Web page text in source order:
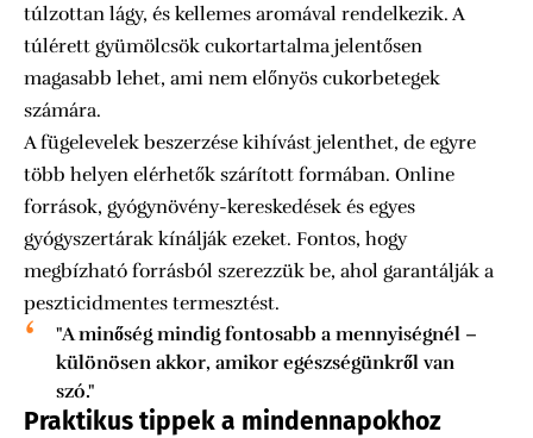
túlzottan lágy, és kellemes aromával rendelkezik. A
túlérett gyümölcsök cukortartalma jelentősen
magasabb lehet, ami nem előnyös cukorbetegek
számára.
A fügelevelek beszerzése kihívást jelenthet, de egyre
több helyen elérhetők szárított formában. Online
források, gyógynövény-kereskedések és egyes
gyógyszertárak kínálják ezeket. Fontos, hogy
megbízható forrásból szerezzük be, ahol garantálják a
peszticidmentes termesztést.
"A minőség mindig fontosabb a mennyiségnél –
különösen akkor, amikor egészségünkről van
szó."
Praktikus tippek a mindennapokhoz